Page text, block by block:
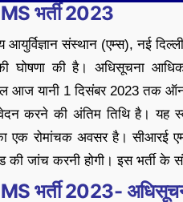
भर्ती 2023
आयुर्विज्ञान संस्थान (एम्स), नई
घोषणा की है। अधिसूचना
आज यानी 1 दिसंबर 2023 तक
करने की अंतिम तिथि है। यह
एक रोमांचक अवसर है। सीआरई
की जांच करनी होगी। इस भर्ती
भर्ती 2023-